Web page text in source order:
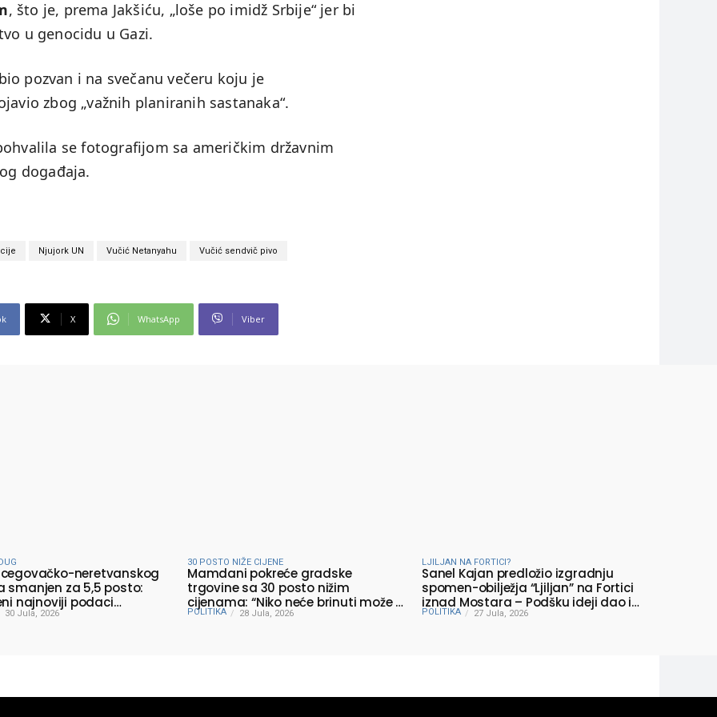
, što je, prema Jakšiću, „loše po imidž Srbije“ jer bi
u genocidu u Gazi.
pozvan i na svečanu večeru koju je
zbog „važnih planiranih sastanaka“.
se fotografijom sa američkim državnim
događaja.
Njujork UN Vučić Netanyahu Vučić sendvič pivo
X WhatsApp Viber
neretvanskog
smanjen za 5,5 posto:
najnoviji podaci
finansija
30 Jula, 2026
30 POSTO NIŽE CIJENE
Mamdani pokreće gradske
trgovine sa 30 posto nižim
cijenama: “Niko neće brinuti može li
prehraniti svoju porodicu”
POLITIKA 28 Jula, 2026
LJILJAN NA FORTICI?
Sanel Kajan predložio izgradnju
spomen-obilježja “Ljiljan” na Fortici
iznad Mostara – Podšku ideji dao i
Muhamed ef. Velić
POLITIKA 27 Jula, 2026